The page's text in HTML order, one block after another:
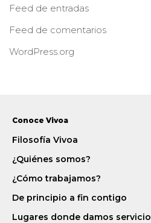
Feed de entradas
Feed de comentarios
WordPress.org
Conoce Vivoa
Filosofía Vivoa
¿Quiénes somos?
¿Cómo trabajamos?
De principio a fin contigo
Lugares donde damos servicio